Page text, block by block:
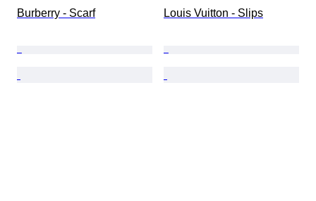
Burberry - Scarf Louis Vuitton - Slips